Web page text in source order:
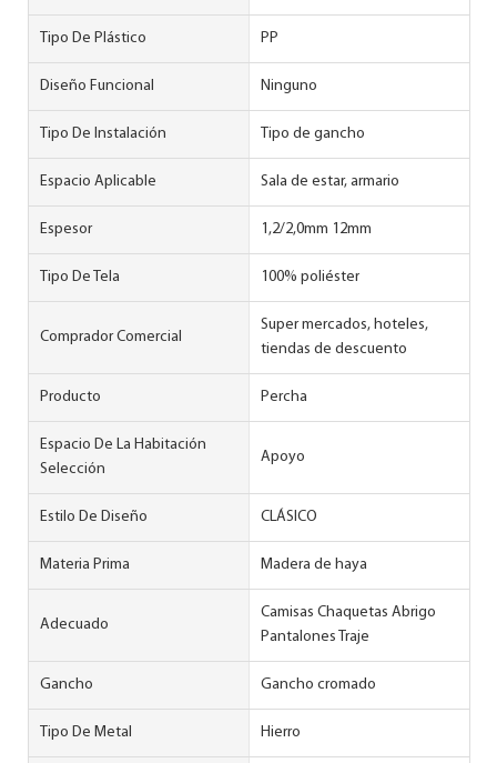
Tipo De Plástico PP
Diseño Funcional Ninguno
Tipo De Instalación Tipo de gancho
Espacio Aplicable Sala de estar, armario
Espesor 1,2/2,0mm 12mm
Tipo De Tela 100% poliéster
Comprador Comercial
Super mercados, hoteles,
tiendas de descuento
Producto Percha
Espacio De La Habitación
Selección
Apoyo
Estilo De Diseño CLÁSICO
Materia Prima Madera de haya
Adecuado
Camisas Chaquetas Abrigo
Pantalones Traje
Gancho Gancho cromado
Tipo De Metal Hierro